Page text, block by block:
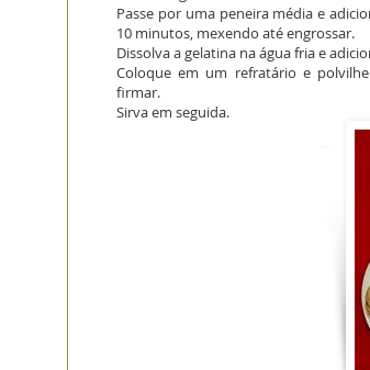
Passe por uma peneira média e
10 minutos, mexendo até engrossar.
Dissolva a gelatina na água fria e
Coloque em um refratário e
firmar.
Sirva em seguida.